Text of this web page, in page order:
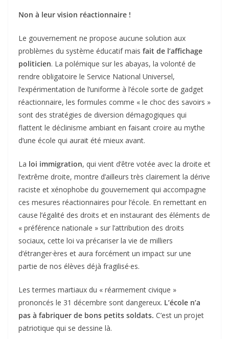
Non à leur vision réactionnaire !
Le gouvernement ne propose aucune solution aux
problèmes du système éducatif mais fait de l’affichage
politicien. La polémique sur les abayas, la volonté de
rendre obligatoire le Service National Universel,
l’expérimentation de l’uniforme à l’école sorte de gadget
réactionnaire, les formules comme « le choc des savoirs »
sont des stratégies de diversion démagogiques qui
flattent le déclinisme ambiant en faisant croire au mythe
d’une école qui aurait été mieux avant.
La loi immigration, qui vient d’être votée avec la droite et
l’extrême droite, montre d’ailleurs très clairement la dérive
raciste et xénophobe du gouvernement qui accompagne
ces mesures réactionnaires pour l’école. En remettant en
cause l’égalité des droits et en instaurant des éléments de
« préférence nationale » sur l’attribution des droits
sociaux, cette loi va précariser la vie de milliers
d’étranger·ères et aura forcément un impact sur une
partie de nos élèves déjà fragilisé·es.
Les termes martiaux du « réarmement civique »
prononcés le 31 décembre sont dangereux. L’école n’a
pas à fabriquer de bons petits soldats. C’est un projet
patriotique qui se dessine là.